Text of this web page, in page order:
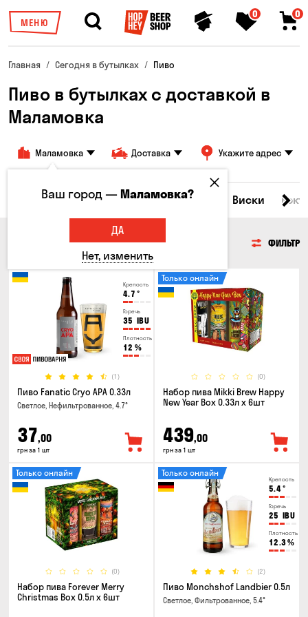
МЕНЮ
0 0
Главная Сегодня в бутылках Пиво
Пиво в бутылках с доставкой в
Маламовка
Маламовка Доставка Укажите адрес
Все товары Пиво Сидр Вино Виски
ФИЛЬТР
Крепость
4.7 °
Горечь
35 IBU
Плотность
12 %
(1)
Пиво Fanatic Cryo APA 0.33л
Светлое, Нефильтрованное, 4.7°
37,00
грн за 1 шт
(0)
Только онлайн
Набор пива Mikki Brew Happy
New Year Box 0.33л x 6шт
439,00
грн за 1 шт
(0)
Только онлайн
Набор пива Forever Merry
Christmas Box 0.5л x 6шт
Крепость
5.4°
Горечь
25 IBU
Плотность
12.3%
(2)
Только онлайн
Пиво Monchshof Landbier 0.5л
Светлое, Фильтрованное, 5.4°
Ваш город —Маламовка?
ДА
Нет, изменить